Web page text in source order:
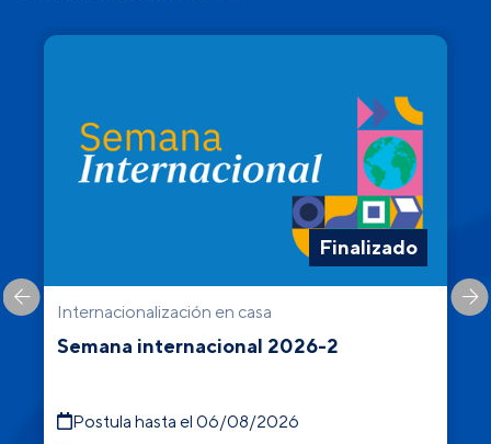
Finalizado
Internacionalización en casa
Semana internacional 2026-2
Postula hasta el 06/08/2026